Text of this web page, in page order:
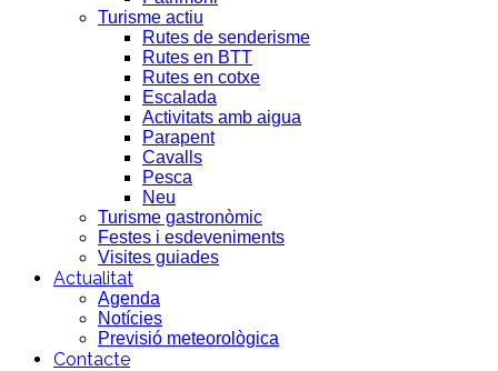
Turisme actiu
Rutes de senderisme
Rutes en BTT
Rutes en cotxe
Escalada
Activitats amb aigua
Parapent
Cavalls
Pesca
Neu
Turisme gastronòmic
Festes i esdeveniments
Visites guiades
Actualitat
Agenda
Notícies
Previsió meteorològica
Contacte